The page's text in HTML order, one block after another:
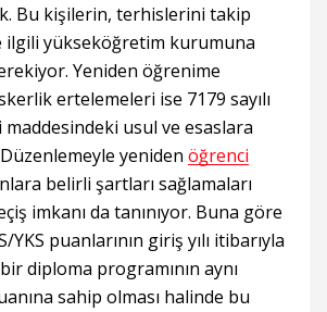
Bu kişilerin, terhislerini takip
ilgili yükseköğretim kurumuna
Yeniden öğrenime
ertelemeleri ise 7179 sayılı
maddesindeki usul ve esaslara
yeniden öğrenci
belirli şartları sağlamaları
imkanı da tanınıyor. Buna göre
YKS puanlarının giriş yılı itibarıyla
diploma programının aynı
sahip olması halinde bu